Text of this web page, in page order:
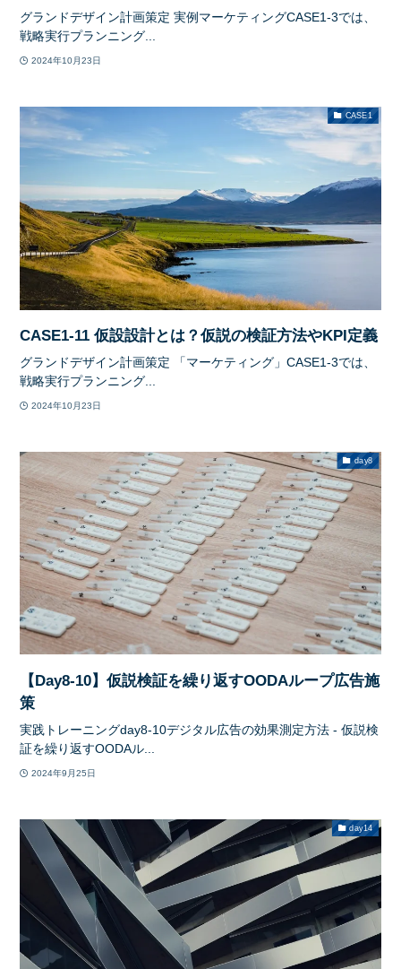
グランドデザイン計画策定 実例マーケティングCASE1-3では、
戦略実行プランニング...
2024年10月23日
CASE1
CASE1-11 仮設設計とは？仮説の検証方法やKPI定義
グランドデザイン計画策定 「マーケティング」CASE1-3では、
戦略実行プランニング...
2024年10月23日
day8
【Day8-10】仮説検証を繰り返すOODAループ広告施
策
実践トレーニングday8-10デジタル広告の効果測定方法 - 仮説検
証を繰り返すOODAル...
2024年9月25日
day14